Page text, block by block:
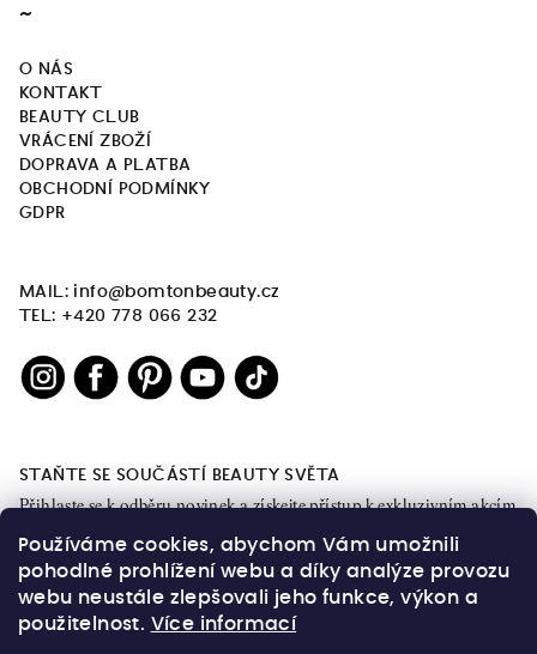
Používáme cookies, abychom Vám umožnili
pohodlné prohlížení webu a díky analýze provozu
webu neustále zlepšovali jeho funkce, výkon a
použitelnost. Více informací
~
O NÁS
KONTAKT
BEAUTY CLUB
VRÁCENÍ ZBOŽÍ
DOPRAVA A PLATBA
OBCHODNÍ PODMÍNKY
GDPR
MAIL: info@bomtonbeauty.cz
TEL: +420 778 066 232
STAŇTE SE SOUČÁSTÍ BEAUTY SVĚTA
Přihlaste se k odběru novinek a získejte přístup k exkluzivním akcím